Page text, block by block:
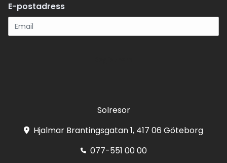
E-postadress
Solresor
Hjalmar Brantingsgatan 1, 417 06 Göteborg
077-551 00 00